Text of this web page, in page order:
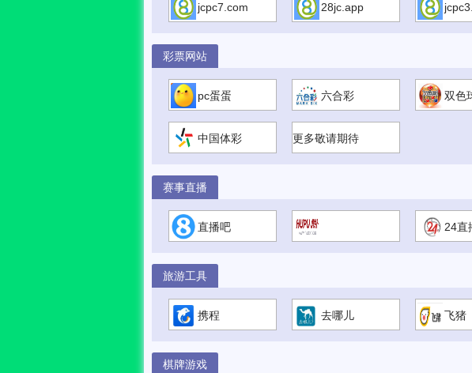
jcpc7.com 28jc.app
彩票网站
pc蛋蛋 六合彩 双色
中国体彩 更多敬请期待
赛事直播
直播吧 24直
旅游工具
携程 去哪儿 飞猪
棋牌游戏